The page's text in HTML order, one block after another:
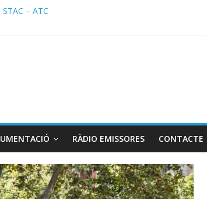
– ATC
RÀDIO EMISSORES CONTACTE